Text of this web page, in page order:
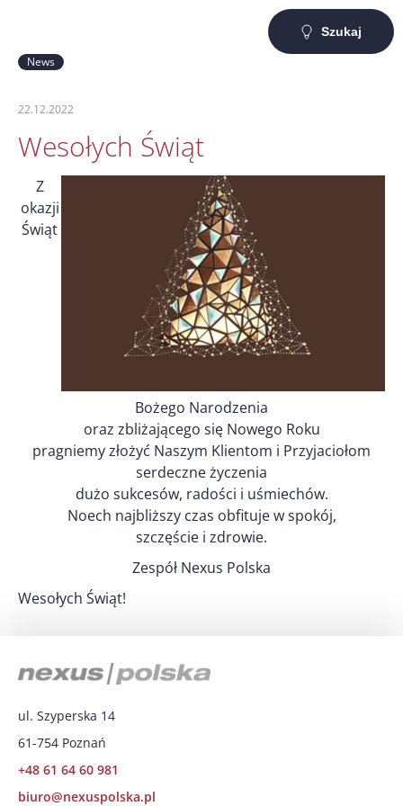
Szukaj
News
22.12.2022
Wesołych Świąt
Z
okazji
Świąt
Bożego Narodzenia
oraz zbliżającego się Nowego Roku
pragniemy złożyć Naszym Klientom i Przyjaciołom
serdeczne życzenia
dużo sukcesów, radości i uśmiechów.
Noech najbliższy czas obfituje w spokój,
szczęście i zdrowie.
Zespół Nexus Polska
Wesołych Świąt!
ul. Szyperska 14
61-754 Poznań
+48 61 64 60 981
biuro@nexuspolska.pl